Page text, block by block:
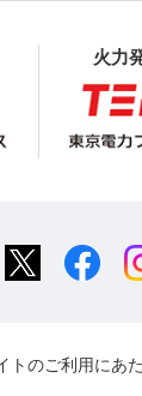
火力
トのご利用にあ